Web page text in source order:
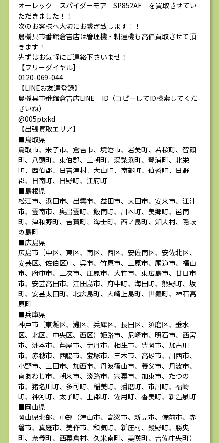
オーレック スパイダーモア SP852AF を買取させてい
ただきました！！
次のお客様へ大切にお繋ぎ致します！！
農機具市番館倉吉店は管理機・耕運機も高価買取させて頂
きます！
先ずはお気軽にご連絡下さいませ！
【フリーダイヤル】
0120-069-044
【LINEお友達登録】
農機具市番館倉吉店LINE ID（コピーしてID検索してくだ
さいね）
@005ptxkd
【出張買取エリア】
■鳥取県
鳥取市、米子市、倉吉市、境港市、岩美町、若桜町、智頭
町、八頭町、東伯郡、三朝町、湯梨浜町、琴浦町、北栄
町、西伯郡、日吉津村、大山町、南部町、伯耆町、日野
郡、日南町、日野町、江府町
■島根県
松江市、浜田市、出雲市、益田市、大田市、安来市、江津
市、雲南市、奥出雲町、飯南町、川本町、美郷町、邑南
町、津和野町、吉賀町、海士町、西ノ島町、知夫村、隠岐
の島町
■広島県
広島市（中区、東区、南区、西区、安佐南区、安佐北区、
安芸区、佐伯区）、呉市、竹原市、三原市、尾道市、福山
市、府中市、三次市、庄原市、大竹市、東広島市、廿日市
市、安芸高田市、江田島市、府中町、海田町、熊野町、坂
町、安芸太田町、北広島町、大崎上島町、世羅町、神石高
原町
■兵庫県
神戸市（東灘区、灘区、兵庫区、長田区、須磨区、垂水
区、北区、中央区、西区）姫路市、尼崎市、明石市、西宮
市、洲本市、芦屋市、伊丹市、相生市、豊岡市、加古川
市、赤穂市、西脇市、宝塚市、三木市、高砂市、川西市、
小野市、三田市、加西市、丹波篠山市、養父市、丹波市、
南あわじ市、朝来市、淡路市、宍粟市、加東市、たつの
市、猪名川町、多可町、稲美町、播磨町、市川町、福崎
町、神河町、太子町、上郡町、佐用町、香美町、新温泉町
■岡山県
岡山県北部、中部（津山市、高梁市、新見市、備前市、赤
磐市、真庭市、美作市、和気町、新庄村、鏡野町、勝央
町、奈義町、西粟倉村、久米南町、美咲町、吉備中央町）